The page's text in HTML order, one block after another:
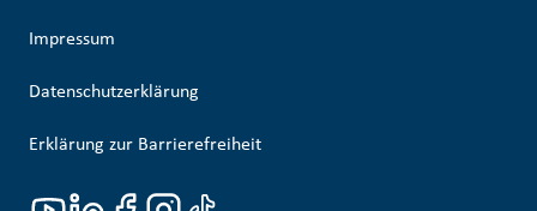
Impressum
Datenschutzerklärung
Erklärung zur Barrierefreiheit